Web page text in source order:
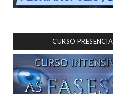
CURSO